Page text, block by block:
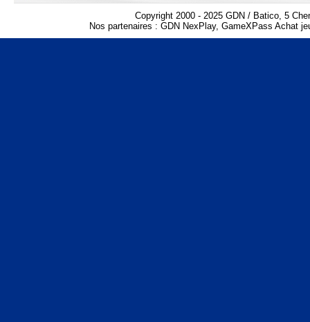
Copyright 2000 - 2025 GDN / Batico, 5
Nos partenaires : GDN NexPlay, GameXPass Achat